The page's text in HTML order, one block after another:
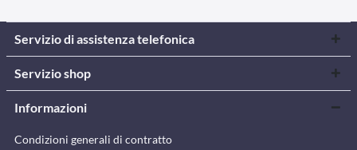
Servizio di assistenza telefonica
Servizio shop
Informazioni
Condizioni generali di contratto